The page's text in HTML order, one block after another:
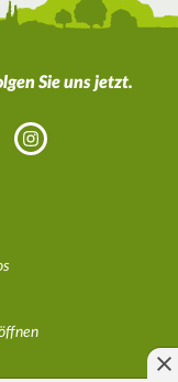
Sie uns jetzt.
Instagram